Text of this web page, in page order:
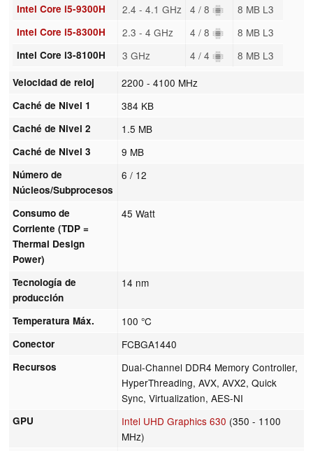
Intel Core i5-9300H 2.4 - 4.1 GHz 4 / 8 8 MB L3
Intel Core i5-8300H 2.3 - 4 GHz 4 / 8 8 MB L3
Intel Core i3-8100H 3 GHz 4 / 4 8 MB L3
Velocidad de reloj 2200 - 4100 MHz
Caché de Nivel 1 384 KB
Caché de Nivel 2 1.5 MB
Caché de Nivel 3 9 MB
Número de
Núcleos/Subprocesos
6 / 12
Consumo de
Corriente (TDP =
Thermal Design
Power)
45 Watt
Tecnología de
producción
14 nm
Temperatura Máx. 100 °C
Conector FCBGA1440
Recursos
Dual-Channel DDR4 Memory Controller,
HyperThreading, AVX, AVX2, Quick
Sync, Virtualization, AES-NI
GPU Intel UHD Graphics 630 (350 - 1100
MHz)